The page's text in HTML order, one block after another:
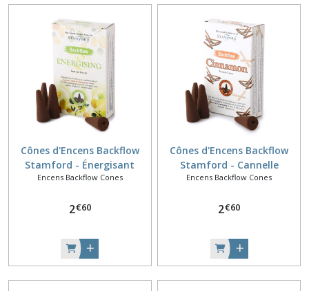
Cônes d'Encens Backflow
Stamford - Énergisant
Encens Backflow Cones
2€60
Cônes d'Encens Backflow
Stamford - Cannelle
Encens Backflow Cones
2€60